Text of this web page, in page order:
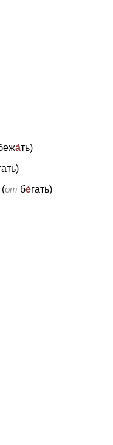
а́ть)
(от бе́гать)